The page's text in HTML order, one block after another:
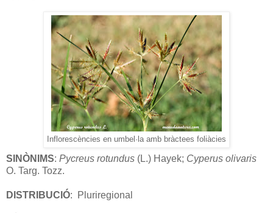
Inflorescències en umbel·la amb bràctees foliàcies
SINÒNIMS: Pycreus rotundus (L.) Hayek; Cyperus olivaris
O. Targ. Tozz.
DISTRIBUCIÓ: Pluriregional